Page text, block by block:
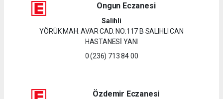
Ongun Eczanesi
Salihli
YÖRÜK MAH. AVAR CAD. NO:117 B SALIHLI CAN
HASTANESİ YANI
0 (236) 713 84 00
Özdemir Eczanesi